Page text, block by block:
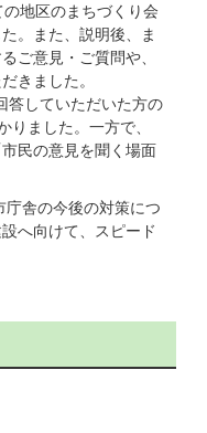
地区のまちづくり会
。また、説明後、ま
ご意見・ご質問や、
きました。
答していただいた方の
ました。一方で、
民の意見を聞く場面
舎の今後の対策につ
へ向けて、スピード